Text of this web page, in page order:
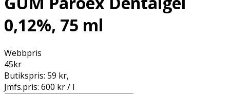
0,12%, 75 ml
Webbpris
45kr
Butikspris: 59 kr,
Jmfs.pris: 600 kr / l